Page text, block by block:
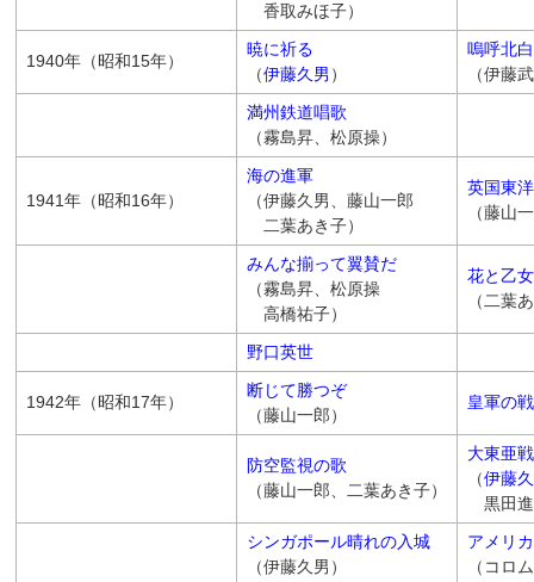
香取みほ子）
1940年（昭和15年）
暁に祈る
（伊藤久男 ）
嗚呼北
（伊藤
満州鉄道唱歌
（霧島昇、松原操）
1941年（昭和16年）
海の進軍
（伊藤久男、藤山一郎
二葉あき子）
英国東
（藤山
みんな揃って翼賛だ
（霧島昇、松原操
高橋祐子）
花と乙女
（二葉
野口英世
1942年（昭和17年）
断じて勝つぞ
（藤山一郎）
皇軍の
防空監視の歌
（藤山一郎、二葉あき子）
大東亜
（伊藤
黒田進
シンガポール晴れの入城
（伊藤久男）
アメリ
（コロ